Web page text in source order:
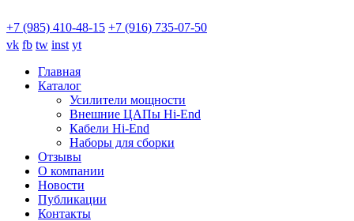
+7 (985) 410-48-15 +7 (916) 735-07-50
vk fb tw inst yt
Главная
Каталог
Усилители мощности
Внешние ЦАПы Hi-End
Кабели Hi-End
Наборы для сборки
Отзывы
О компании
Новости
Публикации
Контакты